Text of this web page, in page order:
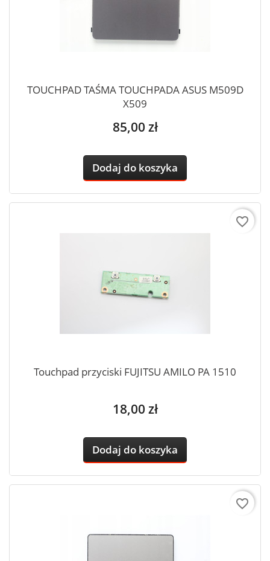
TOUCHPAD TAŚMA TOUCHPADA ASUS M509D
X509
Cena
85,00 zł
Dodaj do koszyka
Touchpad przyciski FUJITSU AMILO PA 1510
Cena
18,00 zł
Dodaj do koszyka
favorite_border
favorite_border